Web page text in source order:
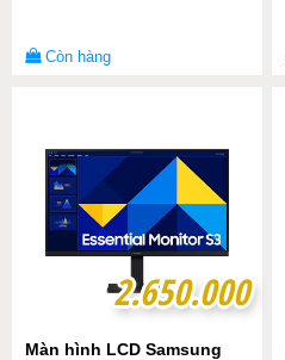
Còn hàng
2.650.000
2.650.000
Màn hình LCD Samsung